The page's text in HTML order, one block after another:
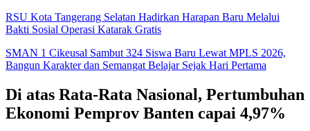
RSU Kota Tangerang Selatan Hadirkan Harapan Baru Melalui
Bakti Sosial Operasi Katarak Gratis
SMAN 1 Cikeusal Sambut 324 Siswa Baru Lewat MPLS 2026,
Bangun Karakter dan Semangat Belajar Sejak Hari Pertama
Di atas Rata-Rata Nasional, Pertumbuhan
Ekonomi Pemprov Banten capai 4,97%